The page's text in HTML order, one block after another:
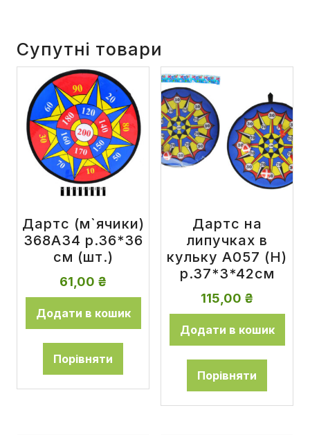
Супутні товари
Дартс (м`ячики)
368А34 р.36*36
см (шт.)
61,00 ₴
Додати в кошик
Порівняти
Дартс на
липучках в
кульку A057 (Н)
р.37*3*42см
115,00 ₴
Додати в кошик
Порівняти